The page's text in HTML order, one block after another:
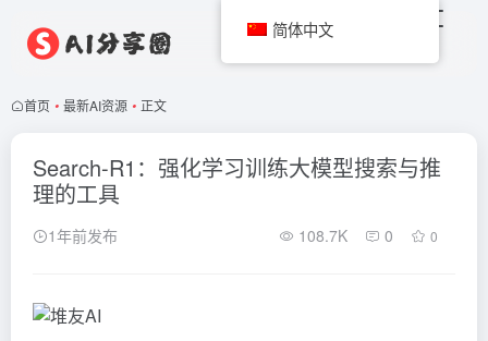
首页 • 最新AI资源 • 正文
Search-R1：强化学习训练大模型搜索与推
理的工具
1年前发布 108.7K 0 0
简体中文